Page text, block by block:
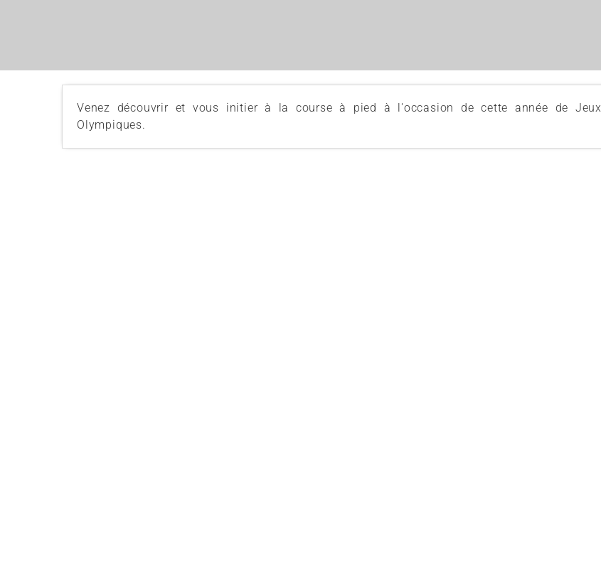
Venez découvrir et vous initier à la course à pied à l'occasion de cette année de Jeux
Olympiques.